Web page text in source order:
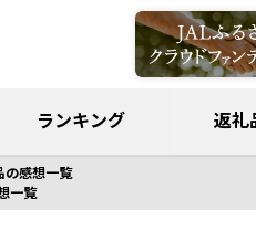
ランキング 返礼
の感想一覧
一覧